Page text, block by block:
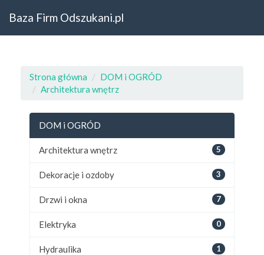
Baza Firm Odszukani.pl
Strona główna
DOM i OGRÓD
Architektura wnętrz
DOM i OGRÓD
5
Architektura wnętrz
3
Dekoracje i ozdoby
7
Drzwi i okna
0
Elektryka
1
Hydraulika